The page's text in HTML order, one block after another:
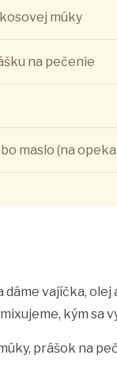
múky
na pečenie
maslo (na
dáme vajíčka,
kým sa
prášok na